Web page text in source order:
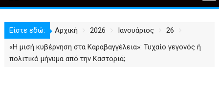
Είστε εδώ: Αρχική 2026 Ιανουάριος
26
«Η μισή κυβέρνηση στα Καραβαγγέλεια»: Τυχαίο γεγονός ή
πολιτικό μήνυμα από την Καστοριά;